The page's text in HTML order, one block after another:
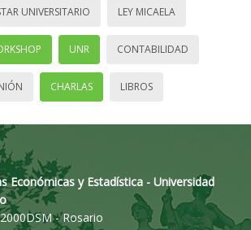
UNIVERSITARIO LEY MICAELA
UNR CONTABILIDAD
CHARLAS LIBROS
Económicas y Estadística - Universidad
- Rosario